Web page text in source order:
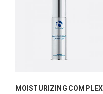
MOISTURIZING COMPLEX